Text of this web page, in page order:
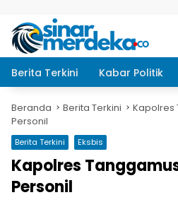
Berita Terkini Kabar Politik
Beranda Berita Terkini
Kapolres
Personil
Berita Terkini Eksbis
Kapolres
Personil